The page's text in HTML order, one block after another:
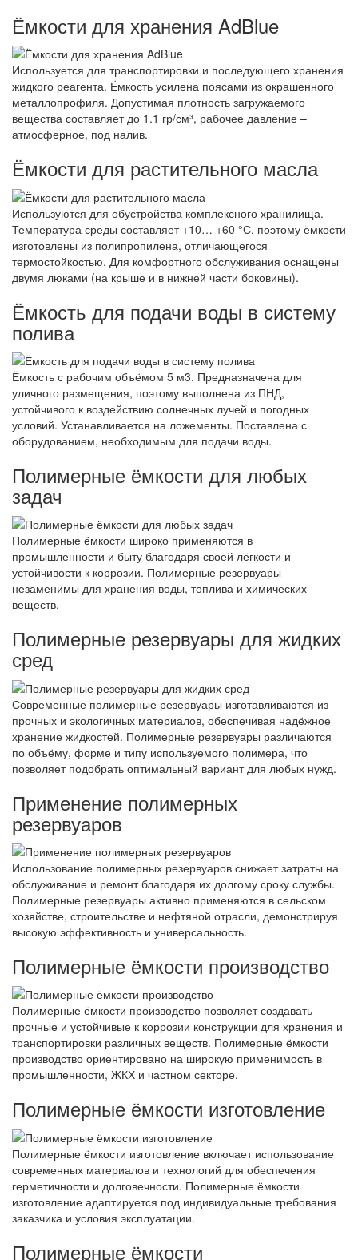
Ёмкости для хранения AdBlue
Используется для транспортировки и последующего хранения
жидкого реагента. Ёмкость усилена поясами из окрашенного
металлопрофиля. Допустимая плотность загружаемого
вещества составляет до 1.1 гр/см³, рабочее давление –
атмосферное, под налив.
Ёмкости для растительного масла
Используются для обустройства комплексного хранилища.
Температура среды составляет +10… +60 °С, поэтому ёмкости
изготовлены из полипропилена, отличающегося
термостойкостью. Для комфортного обслуживания оснащены
двумя люками (на крыше и в нижней части боковины).
Ёмкость для подачи воды в систему
полива
Ёмкость с рабочим объёмом 5 м3. Предназначена для
уличного размещения, поэтому выполнена из ПНД,
устойчивого к воздействию солнечных лучей и погодных
условий. Устанавливается на ложементы. Поставлена с
оборудованием, необходимым для подачи воды.
Полимерные ёмкости для любых
задач
Полимерные ёмкости широко применяются в
промышленности и быту благодаря своей лёгкости и
устойчивости к коррозии. Полимерные резервуары
незаменимы для хранения воды, топлива и химических
веществ.
Полимерные резервуары для жидких
сред
Современные полимерные резервуары изготавливаются из
прочных и экологичных материалов, обеспечивая надёжное
хранение жидкостей. Полимерные резервуары различаются
по объёму, форме и типу используемого полимера, что
позволяет подобрать оптимальный вариант для любых нужд.
Применение полимерных
резервуаров
Использование полимерных резервуаров снижает затраты на
обслуживание и ремонт благодаря их долгому сроку службы.
Полимерные резервуары активно применяются в сельском
хозяйстве, строительстве и нефтяной отрасли, демонстрируя
высокую эффективность и универсальность.
Полимерные ёмкости производство
Полимерные ёмкости производство позволяет создавать
прочные и устойчивые к коррозии конструкции для хранения и
транспортировки различных веществ. Полимерные ёмкости
производство ориентировано на широкую применимость в
промышленности, ЖКХ и частном секторе.
Полимерные ёмкости изготовление
Полимерные ёмкости изготовление включает использование
современных материалов и технологий для обеспечения
герметичности и долговечности. Полимерные ёмкости
изготовление адаптируется под индивидуальные требования
заказчика и условия эксплуатации.
Полимерные ёмкости